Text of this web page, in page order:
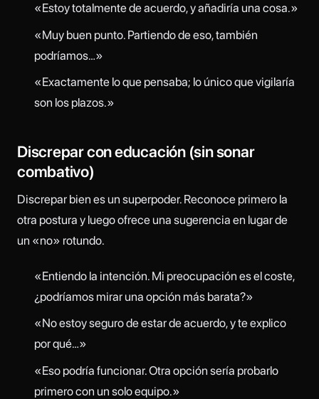
«Estoy totalmente de acuerdo, y añadiría una cosa.»
«Muy buen punto. Partiendo de eso, también
podríamos…»
«Exactamente lo que pensaba; lo único que vigilaría
son los plazos.»
Discrepar con educación (sin sonar
combativo)
Discrepar bien es un superpoder. Reconoce primero la
otra postura y luego ofrece una sugerencia en lugar de
un «no» rotundo.
«Entiendo la intención. Mi preocupación es el coste,
¿podríamos mirar una opción más barata?»
«No estoy seguro de estar de acuerdo, y te explico
por qué…»
«Eso podría funcionar. Otra opción sería probarlo
primero con un solo equipo.»